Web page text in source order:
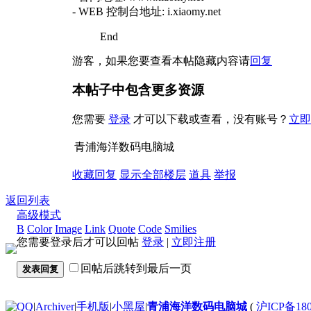
- WEB 控制台地址: i.xiaomy.net
End
游客，如果您要查看本帖隐藏内容请回复
本帖子中包含更多资源
您需要 登录 才可以下载或查看，没有账号？ 立
青浦海洋数码电脑城
收藏回复 显示全部楼层 道具 举报
返回列表
高级模式
B Color Image Link Quote Code Smilies
您需要登录后才可以回帖 登录 | 立即注册
发表回复 回帖后跳转到最后一页
|Archiver|手机版|小黑屋|青浦海洋数码电脑城 ( 沪ICP备